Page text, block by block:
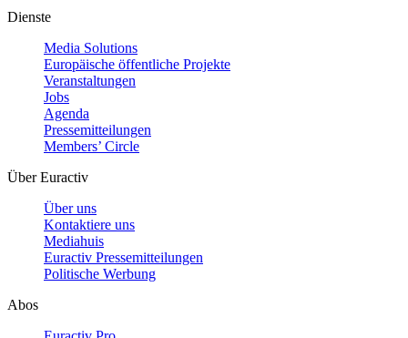
Dienste
Media Solutions
Europäische öffentliche Projekte
Veranstaltungen
Jobs
Agenda
Pressemitteilungen
Members’ Circle
Über Euractiv
Über uns
Kontaktiere uns
Mediahuis
Euractiv Pressemitteilungen
Politische Werbung
Abos